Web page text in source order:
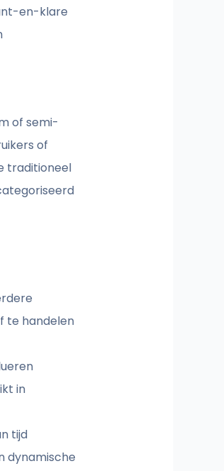
en-klare
of semi-
of
traditioneel
te handelen
in
tijd
dynamische